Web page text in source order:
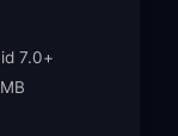
7.0+